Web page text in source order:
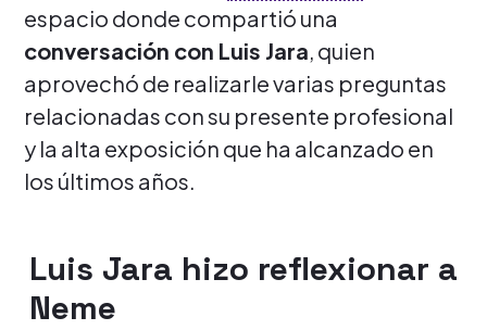
espacio donde compartió una
conversación con Luis Jara, quien
aprovechó de realizarle varias preguntas
relacionadas con su presente profesional
y la alta exposición que ha alcanzado en
los últimos años.
Luis Jara hizo reflexionar a
Neme